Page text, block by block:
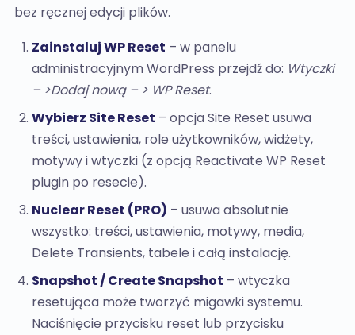
bez ręcznej edycji plików.
Zainstaluj WP Reset – w panelu
administracyjnym WordPress przejdź do: Wtyczki
– >Dodaj nową – > WP Reset.
Wybierz Site Reset – opcja Site Reset usuwa
treści, ustawienia, role użytkowników, widżety,
motywy i wtyczki (z opcją Reactivate WP Reset
plugin po resecie).
Nuclear Reset (PRO) – usuwa absolutnie
wszystko: treści, ustawienia, motywy, media,
Delete Transients, tabele i całą instalację.
Snapshot / Create Snapshot – wtyczka
resetująca może tworzyć migawki systemu.
Naciśnięcie przycisku reset lub przycisku